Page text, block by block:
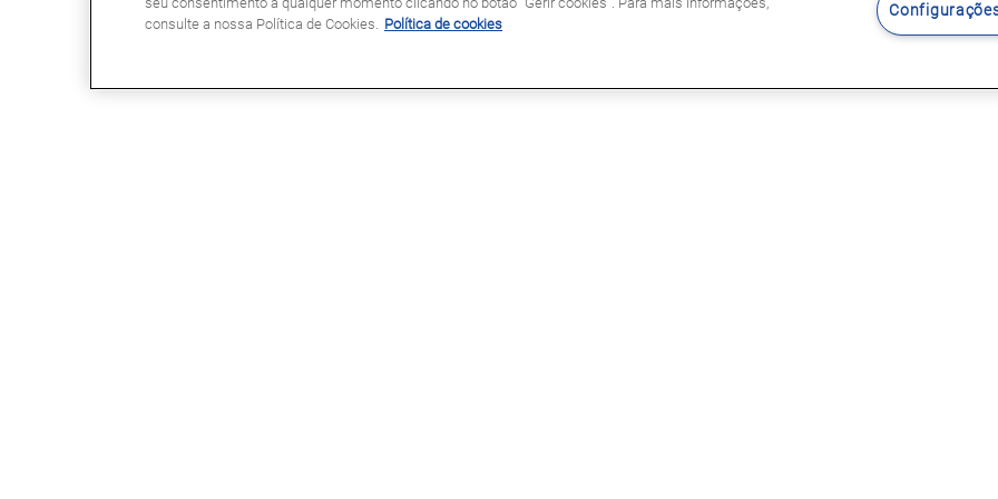
consulte a nossa Política de Cookies. Política de cookies